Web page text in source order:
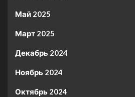
Май 2025
Март 2025
Декабрь 2024
Ноябрь 2024
Октябрь 2024